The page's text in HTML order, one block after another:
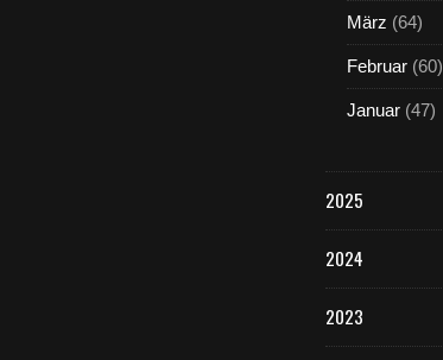
März (64)
Februar (60)
Januar (47)
2025
2024
2023